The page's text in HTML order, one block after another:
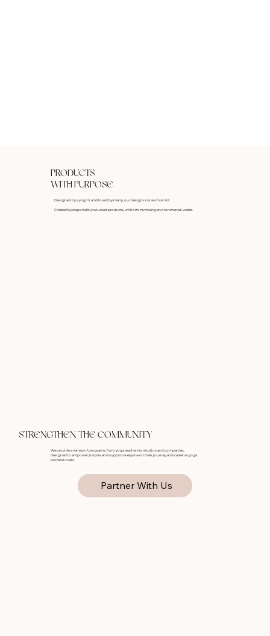
PRODUCTS
WITH PURPOSE
Designed by a yogini and loved by many, our design is one of a kind!
Created by responsibly sourced products, while minimising environmental waste.
STRENGTHEN THE COMMUNITY
We provide a variety of programs, from yoga teachers to studios and companies,
designed to empower, inspire and support everyone on their journey and career as yoga
professionals.
Partner With Us